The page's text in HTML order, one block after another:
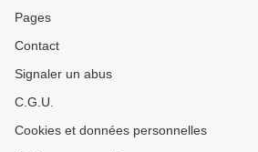
Pages
Contact
Signaler un abus
C.G.U.
Cookies et données personnelles